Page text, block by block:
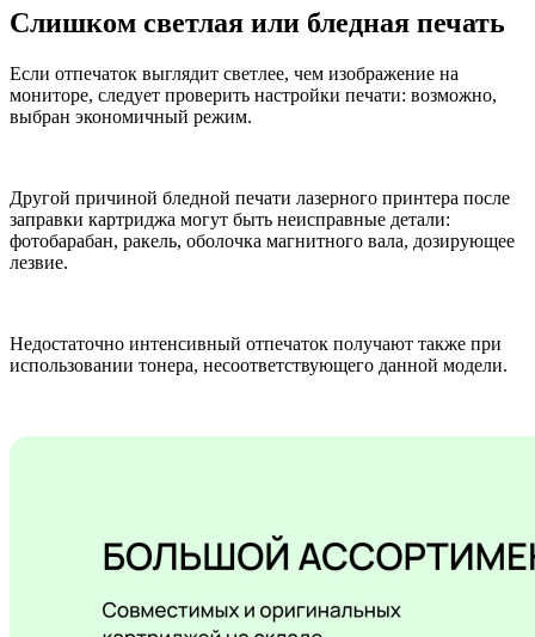
Слишком светлая или бледная печать
Если отпечаток выглядит светлее, чем изображение на
мониторе, следует проверить настройки печати: возможно,
выбран экономичный режим.
Другой причиной бледной печати лазерного принтера после
заправки картриджа могут быть неисправные детали:
фотобарабан, ракель, оболочка магнитного вала, дозирующее
лезвие.
Недостаточно интенсивный отпечаток получают также при
использовании тонера, несоответствующего данной модели.